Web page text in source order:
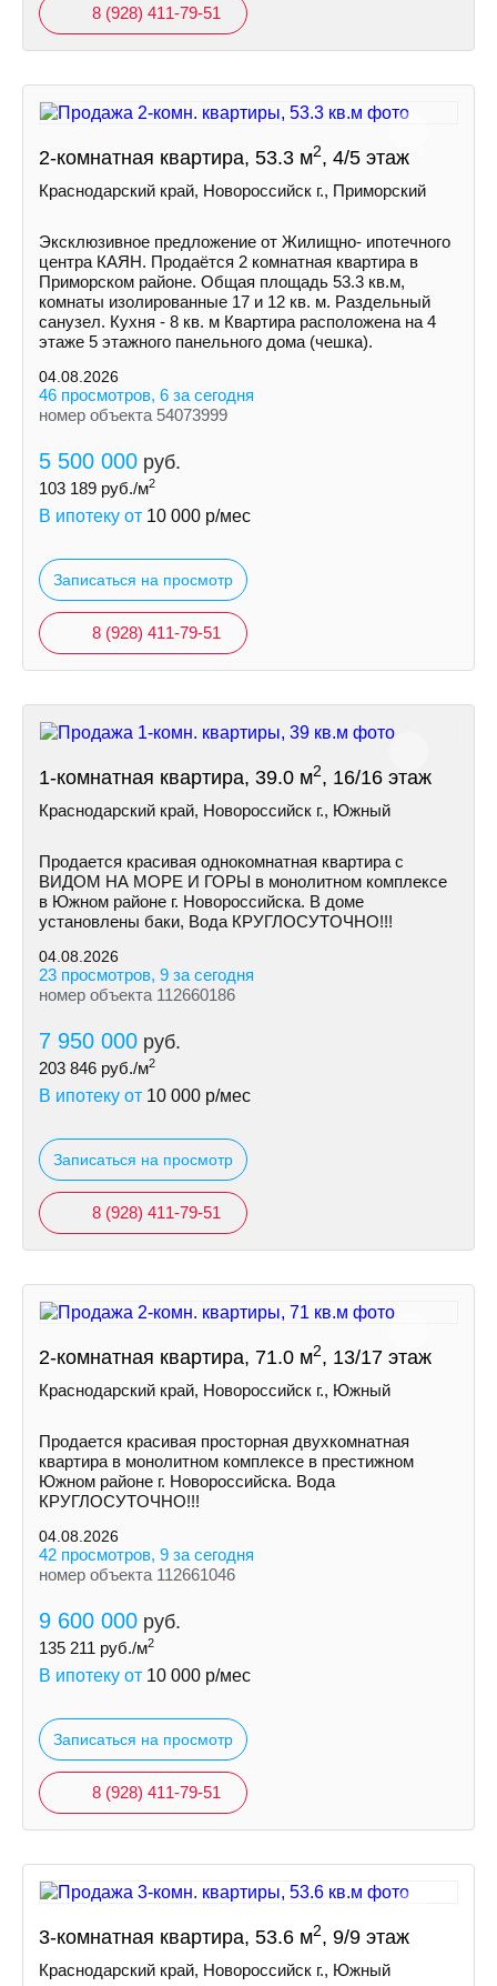
8 (928) 411-79-51
2-комнатная квартира, 53.3 м2, 4/5 этаж
Краснодарский край, Новороссийск г., Приморский
Эксклюзивное предложение от Жилищно- ипотечного
центра КАЯН. Продаётся 2 комнатная квартира в
Приморском районе. Общая площадь 53.3 кв.м,
комнаты изолированные 17 и 12 кв. м. Раздельный
санузел. Кухня - 8 кв. м Квартира расположена на 4
этаже 5 этажного панельного дома (чешка).
04.08.2026
46 просмотров, 6 за сегодня
номер объекта 54073999
5 500 000 руб.
103 189 руб./м2
В ипотеку от 10 000 р/мес
Записаться на просмотр
8 (928) 411-79-51
1-комнатная квартира, 39.0 м2, 16/16 этаж
Краснодарский край, Новороссийск г., Южный
Продается красивая однокомнатная квартира с
ВИДОМ НА МОРЕ И ГОРЫ в монолитном комплексе
в Южном районе г. Новороссийска. В доме
установлены баки, Вода КРУГЛОСУTOЧНО!!!
04.08.2026
23 просмотров, 9 за сегодня
номер объекта 112660186
7 950 000 руб.
203 846 руб./м2
В ипотеку от 10 000 р/мес
Записаться на просмотр
8 (928) 411-79-51
2-комнатная квартира, 71.0 м2, 13/17 этаж
Краснодарский край, Новороссийск г., Южный
Продается красивая просторная двухкомнатная
квартира в монолитном комплексе в престижном
Южном районе г. Новороссийска. Вода
КРУГЛОСУTOЧНО!!!
04.08.2026
42 просмотров, 9 за сегодня
номер объекта 112661046
9 600 000 руб.
135 211 руб./м2
В ипотеку от 10 000 р/мес
Записаться на просмотр
8 (928) 411-79-51
3-комнатная квартира, 53.6 м2, 9/9 этаж
Краснодарский край, Новороссийск г., Южный